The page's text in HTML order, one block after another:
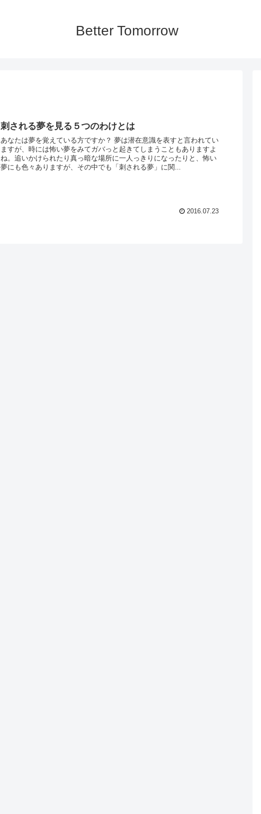
Better Tomorrow
刺される夢を見る５つのわけとは
あなたは夢を覚えている方ですか？ 夢は潜在意識を表すと言われてい
ますが、時には怖い夢をみてガバっと起きてしまうこともありますよ
ね。追いかけられたり真っ暗な場所に一人っきりになったりと、怖い
夢にも色々ありますが、その中でも「刺される夢」に関...
2016.07.23